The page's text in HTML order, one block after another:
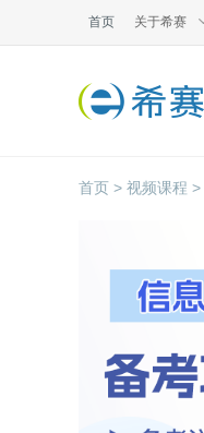
首页 关于希赛
首页 > 视频课程 >